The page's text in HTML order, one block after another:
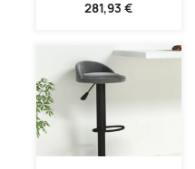
281,93 €